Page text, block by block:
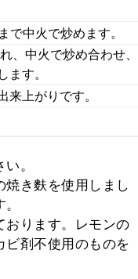
中火で炒めます。
、中火で炒め合わせ、
す。
上がりです。
。
き麩を使用しまし
おります。レモンの
ビ剤不使用のものを